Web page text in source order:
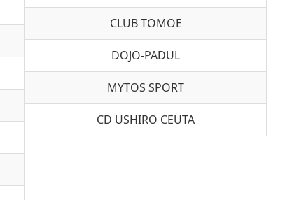
CLUB TOMOE
DOJO-PADUL
MYTOS SPORT
CD USHIRO CEUTA